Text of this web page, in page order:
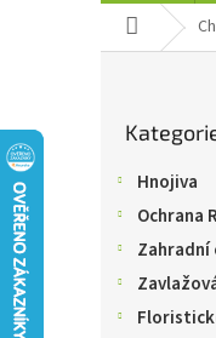
Domů
kategorie
Hnojiva
Ochrana
Zahradní